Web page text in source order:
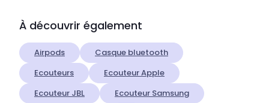
À découvrir également
Airpods
Casque bluetooth
Ecouteurs
Ecouteur Apple
Ecouteur JBL
Ecouteur Samsung